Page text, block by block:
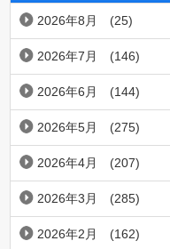
2026年8月 (25)
2026年7月 (146)
2026年6月 (144)
2026年5月 (275)
2026年4月 (207)
2026年3月 (285)
2026年2月 (162)